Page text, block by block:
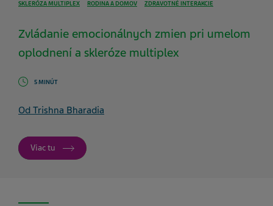
SKLERÓZA MULTIPLEX RODINA A DOMOV ZDRAVOTNÉ INTERAKCIE
Zvládanie emocionálnych zmien pri umelom
oplodnení a skleróze multiplex
5 MINÚT
Od Trishna Bharadia
Viac tu